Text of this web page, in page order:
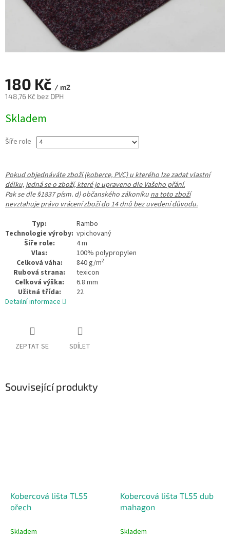
180 Kč / m2
148,76 Kč bez DPH
cena:
Skladem
Šíře role
Pokud objednáváte zboží (koberce, PVC) u kterého lze zadat vlastní
délku, jedná se o zboží, které je upraveno dle Vašeho přání.
Pak se dle §1837 písm. d) občanského zákoníku na toto zboží
nevztahuje právo vrácení zboží do 14 dnů bez uvedení důvodu.
Typ:
Rambo
Technologie výroby: vpichovaný
Šíře role:
4 m
Vlas:
100% polypropylen
Celková váha:
840 g/m2
Rubová strana:
texicon
Celková výška:
6.8 mm
Užitná třída:
22
Detailní informace
ZEPTAT SE SDÍLET
Související produkty
Kobercová lišta TL55
ořech
Skladem
Kobercová lišta TL55 dub
mahagon
Skladem